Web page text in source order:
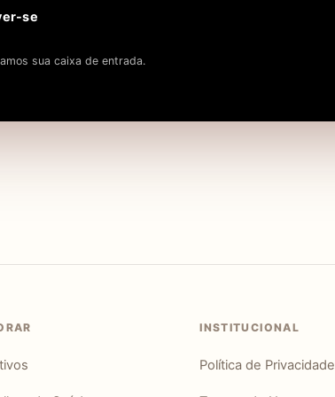
se
sua caixa de entrada.
INSTITUCIONAL
Política de Privacidade